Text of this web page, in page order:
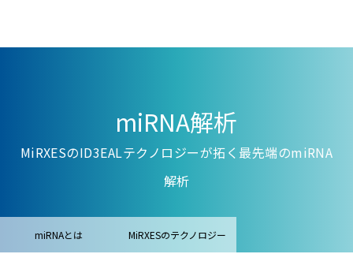
miRNA解析
MiRXESのID3EALテクノロジーが拓く最先端のmiRNA
解析
miRNAとは MiRXESのテクノロジー